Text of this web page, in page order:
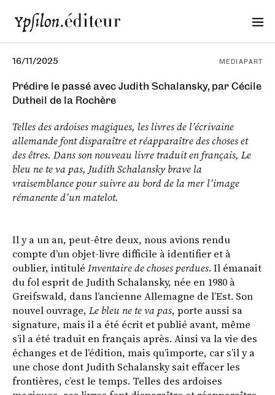
16/11/2025
Prédire le passé avec Judith Schalansky, par Cécile
Dutheil de la Rochère
MEDIAPART
Telles des ardoises magiques, les livres de l’écrivaine
allemande font disparaître et réapparaître des choses et
des êtres. Dans son nouveau livre traduit en français, Le
bleu ne te va pas, Judith Schalansky brave la
vraisemblance pour suivre au bord de la mer l’image
rémanente d’un matelot.
Il y a un an, peut-être deux, nous avions rendu
compte d’un objet-livre difficile à identifier et à
oublier, intitulé Inventaire de choses perdues. Il émanait
du fol esprit de Judith Schalansky, née en 1980 à
Greifswald, dans l’ancienne Allemagne de l’Est. Son
nouvel ouvrage, Le bleu ne te va pas, porte aussi sa
signature, mais il a été écrit et publié avant, même
s’il a été traduit en français après. Ainsi va la vie des
échanges et de l’édition, mais qu’importe, car s’il y a
une chose dont Judith Schalansky sait effacer les
frontières, c’est le temps. Telles des ardoises